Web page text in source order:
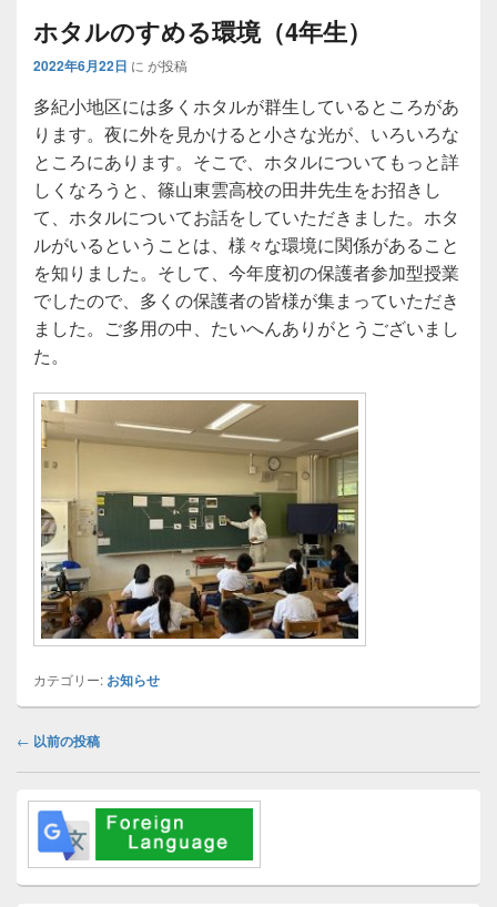
ホタルのすめる環境（4年生）
2022年6月22日 に が投稿
多紀小地区には多くホタルが群生しているところがあ
ります。夜に外を見かけると小さな光が、いろいろな
ところにあります。そこで、ホタルについてもっと詳
しくなろうと、篠山東雲高校の田井先生をお招きし
て、ホタルについてお話をしていただきました。ホタ
ルがいるということは、様々な環境に関係があること
を知りました。そして、今年度初の保護者参加型授業
でしたので、多くの保護者の皆様が集まっていただき
ました。ご多用の中、たいへんありがとうございまし
た。
カテゴリー: お知らせ
投
ビ
シ
← 以前の投稿
メ
イ